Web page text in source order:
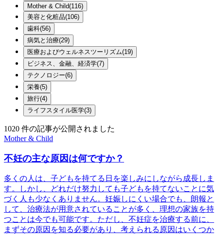
Mother & Child(116)
美容と化粧品(106)
歯科(56)
病気と治療(29)
医療およびウェルネスツーリズム(19)
ビジネス、金融、経済学(7)
テクノロジー(6)
栄養(5)
旅行(4)
ライフスタイル医学(3)
1020 件の記事が公開されました
Mother & Child
不妊の主な原因は何ですか？
多くの人は、子どもを持てる日を楽しみにしながら成長しま
す。しかし、どれだけ努力しても子どもを持てないことに気
づく人も少なくありません。妊娠しにくい場合でも、朗報と
して、治療法が用意されていることが多く、理想の家族を持
つことは今でも可能です。ただし、不妊症を治療する前に、
まずその原因を知る必要があり、考えられる原因はいくつか